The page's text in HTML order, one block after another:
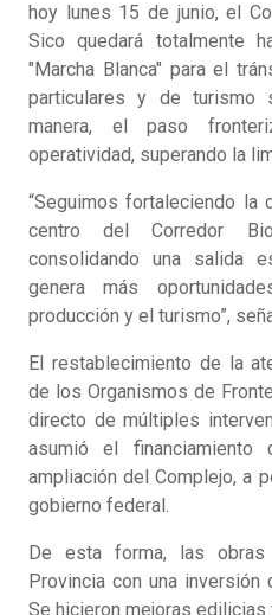
hoy lunes 15 de junio, el
Sico quedará totalmente
"Marcha Blanca" para el
particulares y de turismo
manera, el paso
operatividad, superando la
“Seguimos fortaleciendo la
centro del Corredor
consolidando una salida
genera más
producción y el turismo”,
El restablecimiento de la
de los Organismos de
directo de múltiples
asumió el
ampliación del Complejo, a
gobierno federal.
De esta forma, las
Provincia con una
Se hicieron mejoras